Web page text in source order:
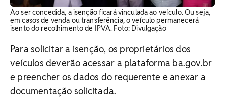
Ao ser concedida, a isenção ficará vinculada ao veículo. Ou seja,
em casos de venda ou transferência, o veículo permanecerá
isento do recolhimento de IPVA. Foto: Divulgação
Para solicitar a isenção, os proprietários dos
veículos deverão acessar a plataforma ba.gov.br
e preencher os dados do requerente e anexar a
documentação solicitada.